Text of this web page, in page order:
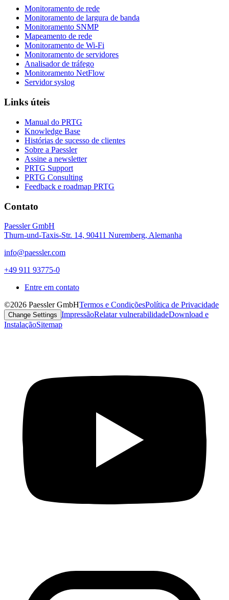
Monitoramento de rede
Monitoramento de largura de banda
Monitoramento SNMP
Mapeamento de rede
Monitoramento de Wi-Fi
Monitoramento de servidores
Analisador de tráfego
Monitoramento NetFlow
Servidor syslog
Links úteis
Manual do PRTG
Knowledge Base
Histórias de sucesso de clientes
Sobre a Paessler
Assine a newsletter
PRTG Support
PRTG Consulting
Feedback e roadmap PRTG
Contato
Paessler GmbH
Thurn-und-Taxis-Str. 14, 90411 Nuremberg, Alemanha
info@paessler.com
+49 911 93775-0
Entre em contato
©2026 Paessler GmbHTermos e CondiçõesPolítica de Privacidade
Change Settings ImpressãoRelatar vulnerabilidadeDownload e
InstalaçãoSitemap